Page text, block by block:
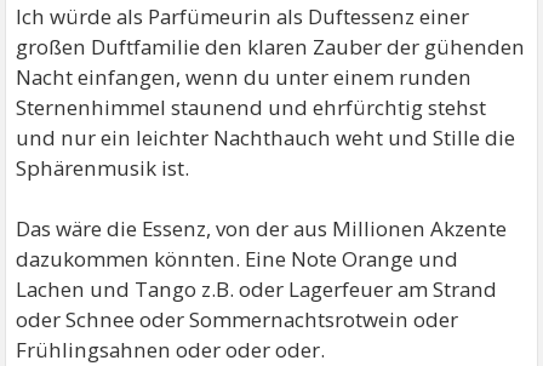
Ich würde als Parfümeurin als Duftessenz einer
großen Duftfamilie den klaren Zauber der gühenden
Nacht einfangen, wenn du unter einem runden
Sternenhimmel staunend und ehrfürchtig stehst
und nur ein leichter Nachthauch weht und Stille die
Sphärenmusik ist.
Das wäre die Essenz, von der aus Millionen Akzente
dazukommen könnten. Eine Note Orange und
Lachen und Tango z.B. oder Lagerfeuer am Strand
oder Schnee oder Sommernachtsrotwein oder
Frühlingsahnen oder oder oder.